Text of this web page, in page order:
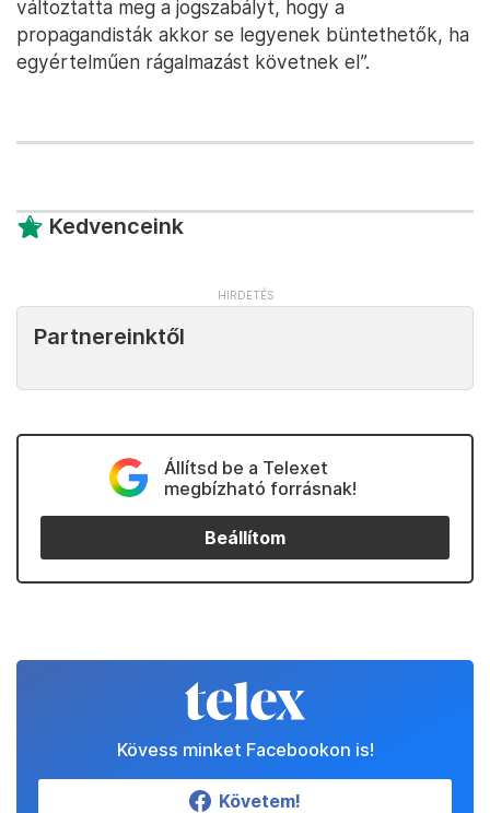
változtatta meg a jogszabályt, hogy a
propagandisták akkor se legyenek büntethetők, ha
egyértelműen rágalmazást követnek el”.
Kedvenceink
Partnereinktől
Állítsd be a Telexet
megbízható forrásnak!
Beállítom
Kövess minket Facebookon is!
Követem!